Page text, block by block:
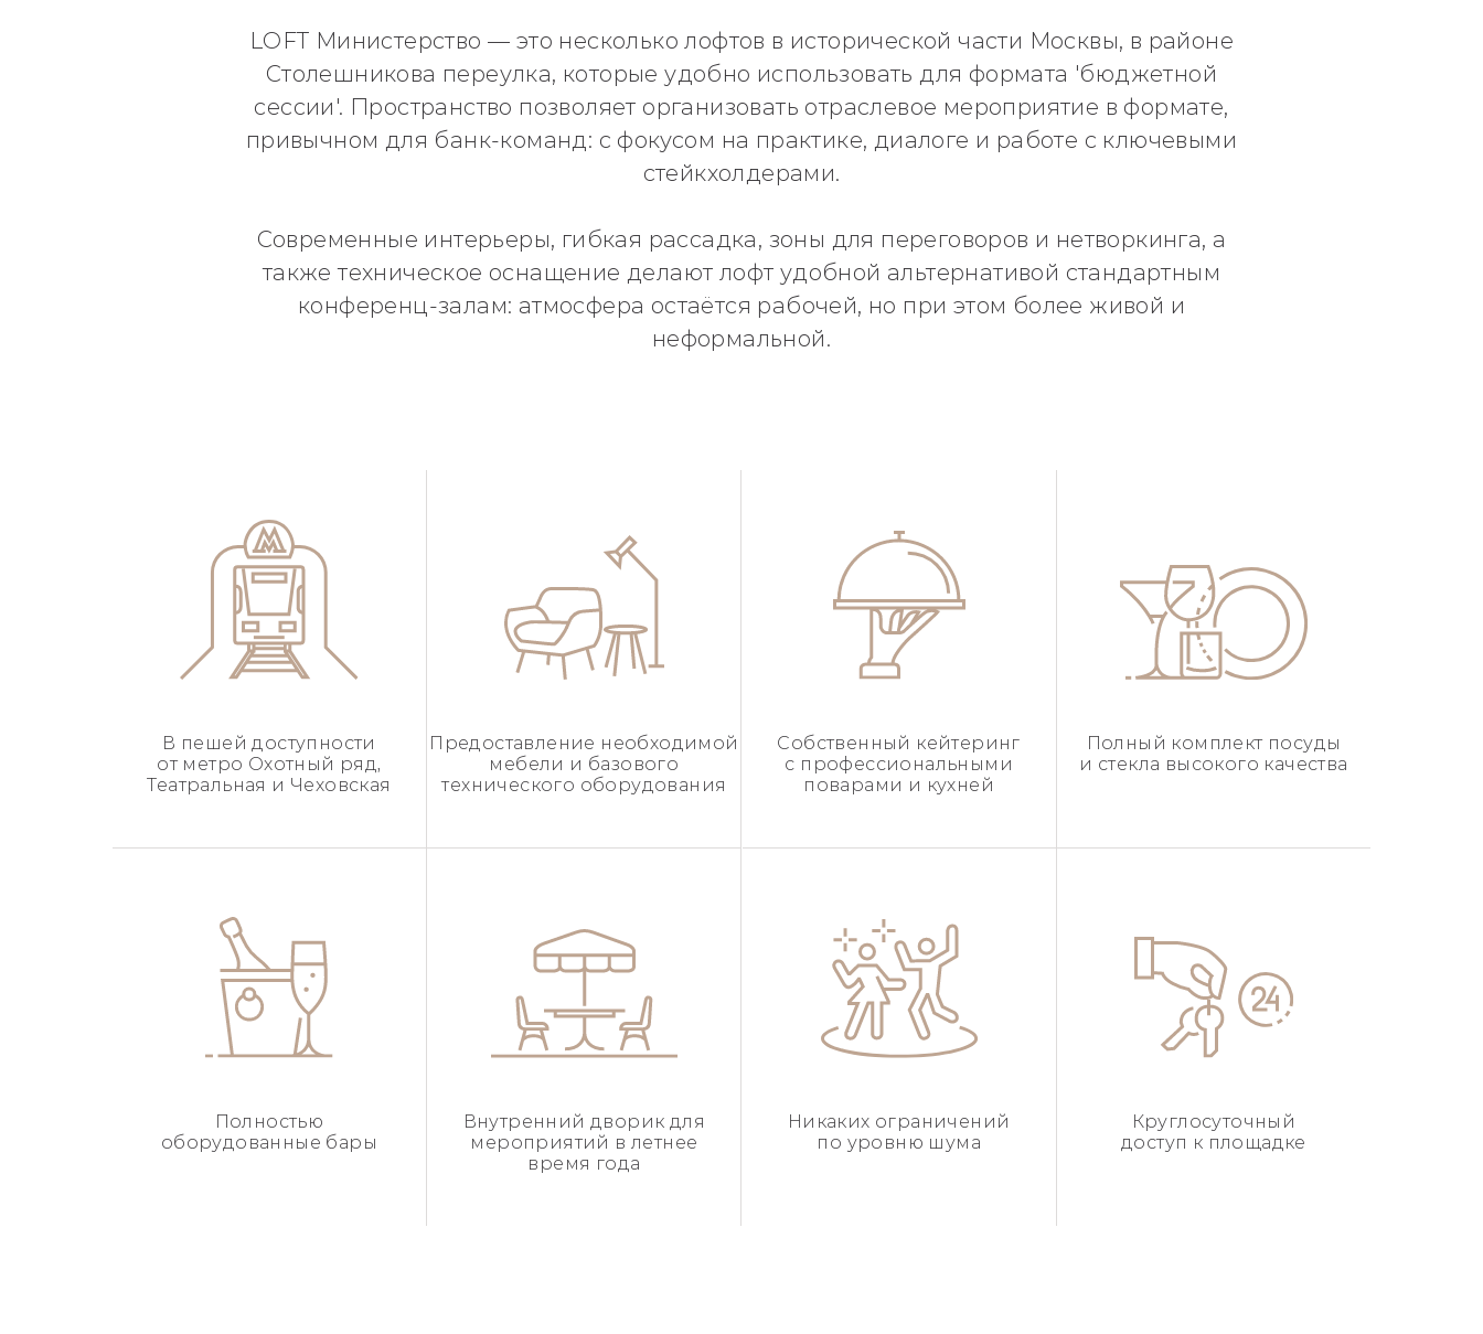
LOFT Министерство — это несколько лофтов в исторической части Москвы, в районе
Столешникова переулка, которые удобно использовать для формата 'бюджетной
сессии'. Пространство позволяет организовать отраслевое мероприятие в формате,
привычном для банк-команд: с фокусом на практике, диалоге и работе с ключевыми
стейкхолдерами.
Современные интерьеры, гибкая рассадка, зоны для переговоров и нетворкинга, а
также техническое оснащение делают лофт удобной альтернативой стандартным
конференц-залам: атмосфера остаётся рабочей, но при этом более живой и
неформальной.
В пешей доступности
от метро Охотный ряд,
Театральная и Чеховская
Предоставление необходимой
мебели и базового
технического оборудования
Собственный кейтеринг
с профессиональными
поварами и кухней
Полный комплект посуды
и стекла высокого качества
Полностью
оборудованные бары
Внутренний дворик для
мероприятий в летнее
время года
Никаких ограничений
по уровню шума
Круглосуточный
доступ к площадке